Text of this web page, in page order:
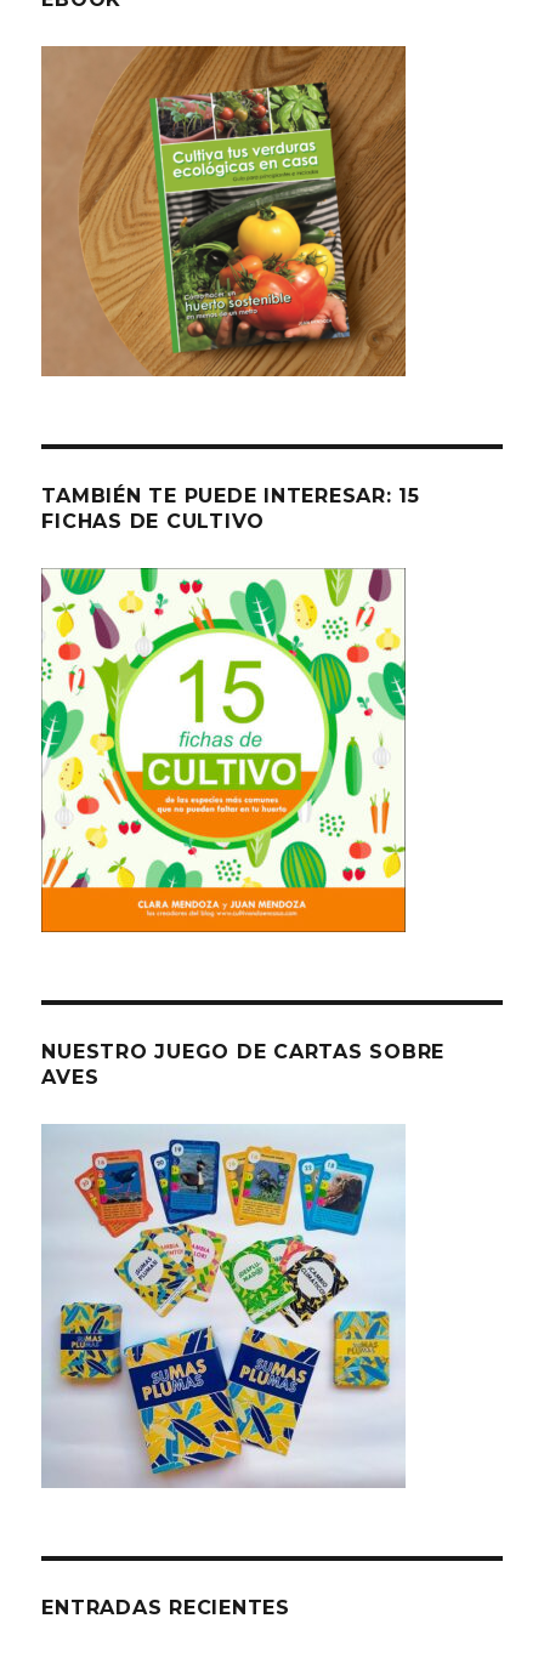
TAMBIÉN TE PUEDE INTERESAR: 15
FICHAS DE CULTIVO
NUESTRO JUEGO DE CARTAS SOBRE
AVES
ENTRADAS RECIENTES